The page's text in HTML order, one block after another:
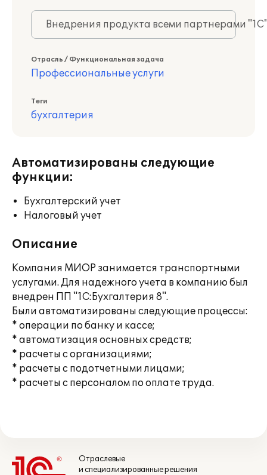
Внедрения продукта всеми партнерами
Отрасль / Функциональная задача
Профессиональные услуги
Теги
бухгалтерия
Автоматизированы следующие
функции:
Бухгалтерский учет
Налоговый учет
Описание
Компания МИОР занимается транспортными
услугами. Для надежного учета в компанию был
внедрен ПП "1С:Бухгалтерия 8".
Были автоматизированы следующие процессы:
* операции по банку и кассе;
* автоматизация основных средств;
* расчеты с организациями;
* расчеты с подотчетными лицами;
* расчеты с персоналом по оплате труда.
Отраслевые
и специализированные решения